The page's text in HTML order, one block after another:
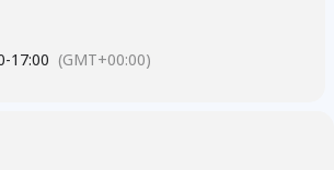
-17:00 (GMT+00:00)